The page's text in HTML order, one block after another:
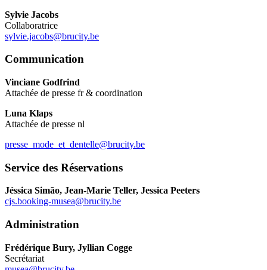
Sylvie Jacobs
Collaboratrice
sylvie.jacobs@brucity.be
Communication
Vinciane Godfrind
Attachée de presse fr & coordination
Luna Klaps
Attachée de presse nl
presse_mode_et_dentelle@brucity.be
Service des Réservations
Jéssica Simão, Jean-Marie Teller, Jessica Peeters
cjs.booking-musea@brucity.be
Administration
Frédérique Bury, Jyllian Cogge
Secrétariat